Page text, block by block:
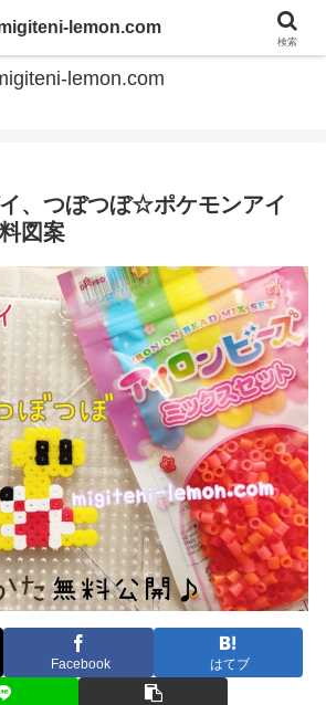
てのひらアイロンビーズ
lemon.com
、つぼつぼ☆ポケモンアイ
図案
Facebook はてブ
lemon.com
検索